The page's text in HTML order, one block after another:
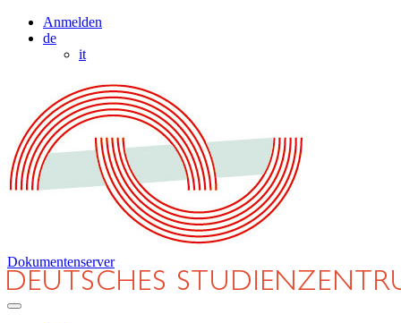
Anmelden
de
it
Dokumentenserver